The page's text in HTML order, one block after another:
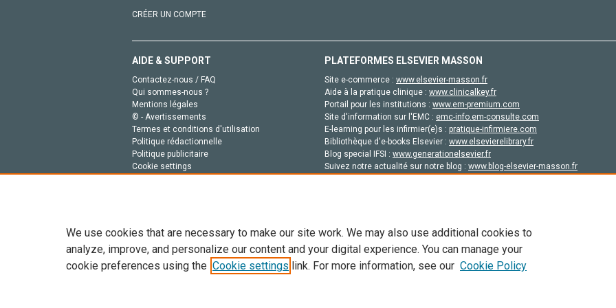
CRÉER UN COMPTE
AIDE & SUPPORT
Contactez-nous / FAQ
Qui sommes-nous ?
Mentions légales
© - Avertissements
Termes et conditions d'utilisation
Politique rédactionnelle
Politique publicitaire
Cookie settings
PLATEFORMES ELSEVIER MASSON
Site e-commerce : www.elsevier-masson.fr
Aide à la pratique clinique : www.clinicalkey.fr
Portail pour les institutions : www.em-premium.com
Site d'information sur l'EMC : emc-info.em-consulte.com
E-learning pour les infirmier(e)s : pratique-infirmiere.com
Bibliothèque d'e-books Elsevier : www.elsevierelibrary.fr
Blog special IFSI : www.generationelsevier.fr
Suivez notre actualité sur notre blog : www.blog-elsevier-masson.fr
Tout le contenu de ce site: Copyright © 2026 Elsevier, ses concédants de licence et ses contributeurs. Tout les droits sont réservés,
de données, a la formation en IA et aux technologies similaires. Pour tout contenu en libre accès, les conditions de licence
We use cookies that are necessary to make our site work. We may also use additional cookies to
analyze, improve, and personalize our content and your digital experience. You can manage your
cookie preferences using the Cookie settings link. For more information, see our Cookie Policy